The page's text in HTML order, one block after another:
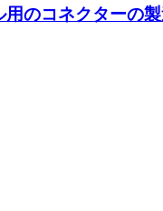
用のコネクター